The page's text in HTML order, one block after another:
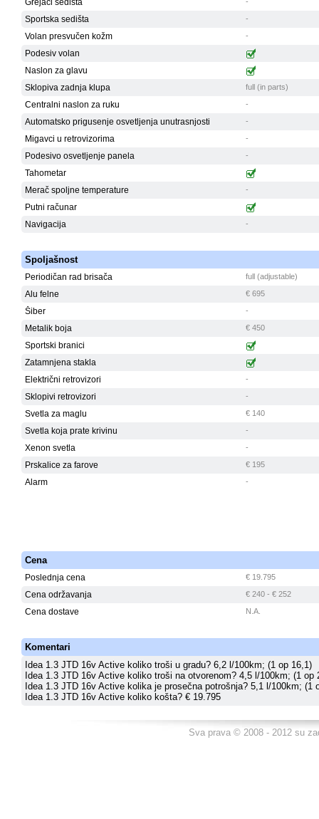
Grejači sedišta
Sportska sedišta -
Volan presvučen kožm -
Podesiv volan
Naslon za glavu
Sklopiva zadnja klupa
full (in parts)
Centralni naslon za ruku -
Automatsko prigusenje osvetljenja unutrasnjosti -
Migavci u retrovizorima -
Podesivo osvetljenje panela -
Tahometar
Merač spoljne temperature
-
Putni računar
Navigacija
-
Spoljašnost
Periodičan rad brisača full (adjustable)
Alu felne € 695
Šiber -
Metalik boja € 450
Sportski branici
Zatamnjena stakla
Električni retrovizori
-
Sklopivi retrovizori -
Svetla za maglu € 140
Svetla koja prate krivinu -
Xenon svetla -
Prskalice za farove € 195
Alarm -
Cena
Poslednja cena € 19.795
Cena održavanja € 240 - € 252
Cena dostave N.A.
Komentari
Idea 1.3 JTD 16v Active koliko troši u gradu? 6,2 l/100km; (1 op 16,1)
Idea 1.3 JTD 16v Active koliko troši na otvorenom? 4,5 l/100km; (1 op
Idea 1.3 JTD 16v Active kolika je prosečna potrošnja? 5,1 l/100km; (1
Idea 1.3 JTD 16v Active koliko košta? € 19.795
Sva prava © 2008 - 2012 su